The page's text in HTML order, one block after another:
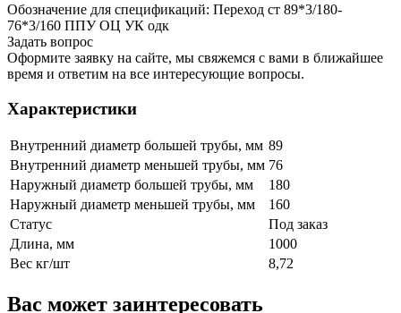
Обозначение для спецификаций: Переход ст 89*3/180-
76*3/160 ППУ ОЦ УК одк
Задать вопрос
Оформите заявку на сайте, мы свяжемся с вами в ближайшее
время и ответим на все интересующие вопросы.
Характеристики
Внутренний диаметр большей трубы, мм 89
Внутренний диаметр меньшей трубы, мм 76
Наружный диаметр большей трубы, мм
180
Наружный диаметр меньшей трубы, мм
160
Статус
Под заказ
Длина, мм
1000
Вес кг/шт
8,72
Вас может заинтересовать